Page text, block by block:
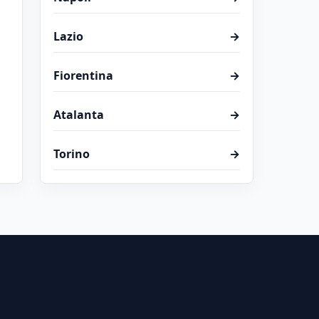
Lazio →
Fiorentina →
Atalanta →
Torino →